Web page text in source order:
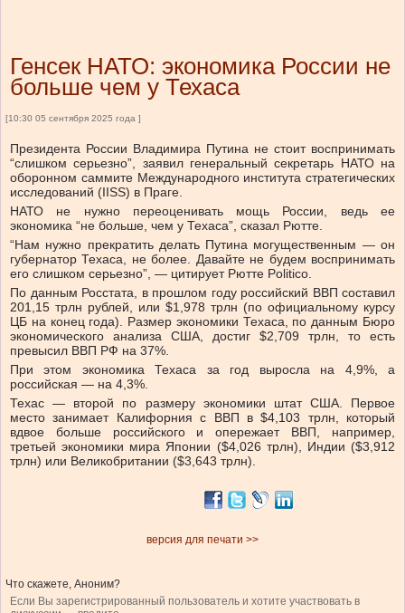
Генсек НАТО: экономика России не
больше чем у Техаса
[10:30 05 сентября 2025 года ]
Президента России Владимира Путина не стоит воспринимать
“слишком серьезно”, заявил генеральный секретарь НАТО на
оборонном саммите Международного института стратегических
исследований (IISS) в Праге.
НАТО не нужно переоценивать мощь России, ведь ее
экономика “не больше, чем у Техаса”, сказал Рютте.
“Нам нужно прекратить делать Путина могущественным — он
губернатор Техаса, не более. Давайте не будем воспринимать
его слишком серьезно”, — цитирует Рютте Politico.
По данным Росстата, в прошлом году российский ВВП составил
201,15 трлн рублей, или $1,978 трлн (по официальному курсу
ЦБ на конец года). Размер экономики Техаса, по данным Бюро
экономического анализа США, достиг $2,709 трлн, то есть
превысил ВВП РФ на 37%.
При этом экономика Техаса за год выросла на 4,9%, а
российская — на 4,3%.
Техас — второй по размеру экономики штат США. Первое
место занимает Калифорния с ВВП в $4,103 трлн, который
вдвое больше российского и опережает ВВП, например,
третьей экономики мира Японии ($4,026 трлн), Индии ($3,912
трлн) или Великобритании ($3,643 трлн).
версия для печати >>
Что скажете, Аноним?
Если Вы зарегистрированный пользователь и хотите участвовать в